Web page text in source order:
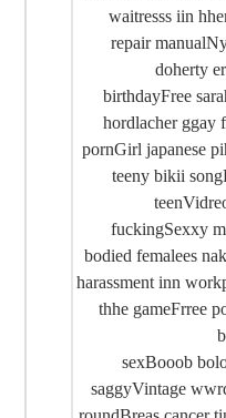
waitresss iin
repair
doherty
birthdayFree
hordlacher ggay
pornGirl japanese
teeny bikii
fuckingSexxy
bodied femalees
harassment inn
thhe gameFrree
sexBooob
saggyVintage